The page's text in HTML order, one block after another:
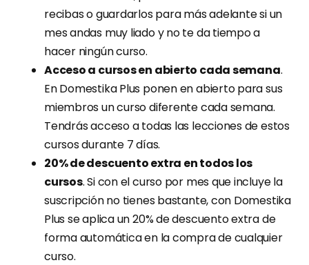
recibas o guardarlos para más adelante si un
mes andas muy liado y no te da tiempo a
hacer ningún curso.
Acceso a cursos en abierto cada semana.
En Domestika Plus ponen en abierto para sus
miembros un curso diferente cada semana.
Tendrás acceso a todas las lecciones de estos
cursos durante 7 días.
20% de descuento extra en todos los
cursos. Si con el curso por mes que incluye la
suscripción no tienes bastante, con Domestika
Plus se aplica un 20% de descuento extra de
forma automática en la compra de cualquier
curso.